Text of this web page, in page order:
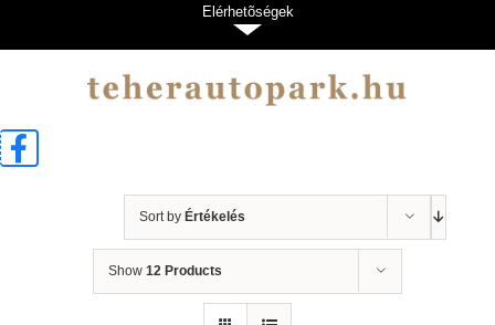
Sort by Értékelés
Show 12 Products
Elérhetõségek